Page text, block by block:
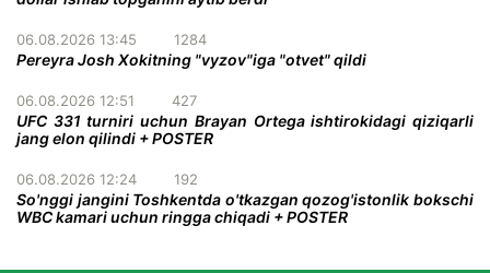
06.08.2026 13:45 1284
Pereyra Josh Xokitning "vyzov"iga "otvet" qildi
06.08.2026 12:51 427
UFC 331 turniri uchun Brayan Ortega ishtirokidagi qiziqarli
jang elon qilindi + POSTER
06.08.2026 12:24 192
So'nggi jangini Toshkentda o'tkazgan qozog'istonlik bokschi
WBC kamari uchun ringga chiqadi + POSTER